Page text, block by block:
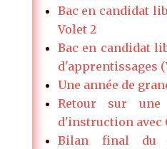
Bac en candidat
Volet 2
Bac en candidat
d'apprentissages
Une année de
Retour sur une
d'instruction avec
Bilan final du